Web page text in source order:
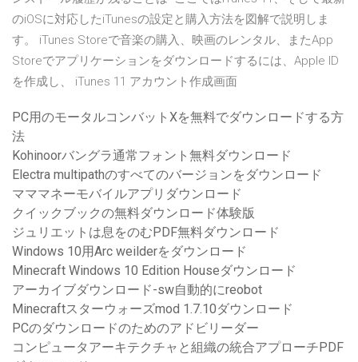
のiOSに対応したiTunesの設定と購入方法を図解で説明しま
す。 iTunes Storeで音楽の購入、映画のレンタル、またApp
Storeでアプリケーションをダウンロードするには、Apple ID
を作成し、 iTunes 11 アカウント作成画面
PC用のモータルコンバットXを無料でダウンロードする方
法
Kohinoorバングラ通常フォント無料ダウンロード
Electra multipathのすべてのバージョンをダウンロード
マママネーモバイルアプリダウンロード
クイックブックの無料ダウンロード体験版
ジュリエットは息をのむPDF無料ダウンロード
Windows 10用Arc weilderをダウンロード
Minecraft Windows 10 Edition Houseダウンロード
アーカイブダウンロード-sw自動的にreobot
Minecraftスターウォーズmod 1.7.10ダウンロード
PCのダウンロードのためのアドビリーダー
コンピュータアーキテクチャと組織の統合アプローチPDF